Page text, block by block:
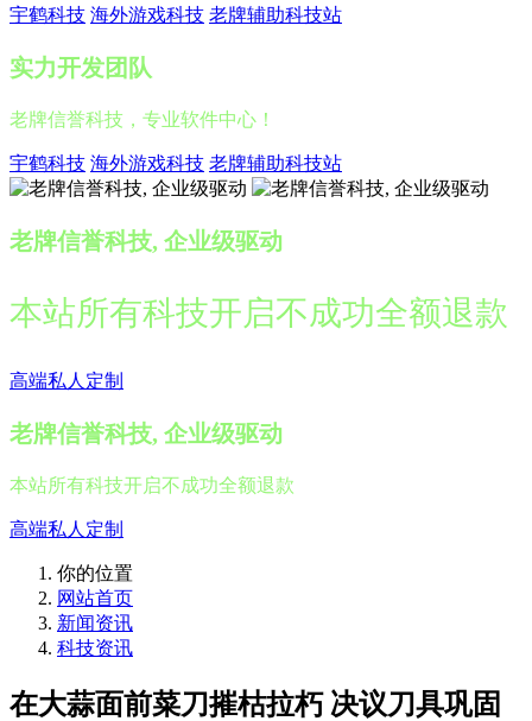
宇鹤科技 海外游戏科技 老牌辅助科技站
实力开发团队
老牌信誉科技，专业软件中心！
宇鹤科技 海外游戏科技 老牌辅助科技站
老牌信誉科技, 企业级驱动
本站所有科技开启不成功全额退款
高端私人定制
老牌信誉科技, 企业级驱动
本站所有科技开启不成功全额退款
高端私人定制
你的位置
网站首页
新闻资讯
科技资讯
在大蒜面前菜刀摧枯拉朽 决议刀具巩固